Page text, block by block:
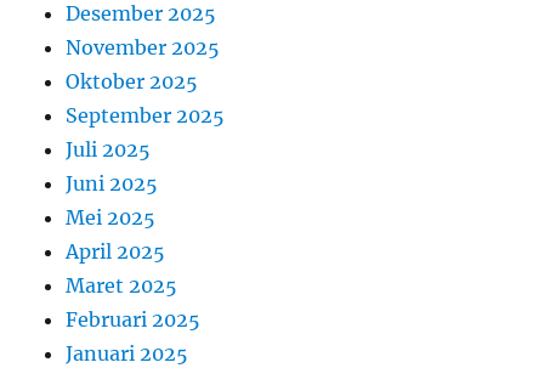
Desember 2025
November 2025
Oktober 2025
September 2025
Juli 2025
Juni 2025
Mei 2025
April 2025
Maret 2025
Februari 2025
Januari 2025